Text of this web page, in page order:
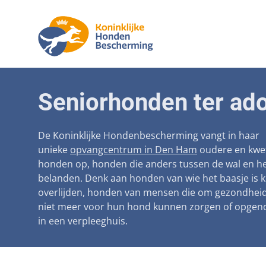
Verplichte
Seniorhonden ter
De Koninklijke Hondenbescherming vangt in haar
unieke opvangcentrum in Den Ham oudere en
honden op, honden die anders tussen de wal en
belanden. Denk aan honden van wie het baasje is
overlijden, honden van mensen die om
niet meer voor hun hond kunnen zorgen of
in een verpleeghuis.